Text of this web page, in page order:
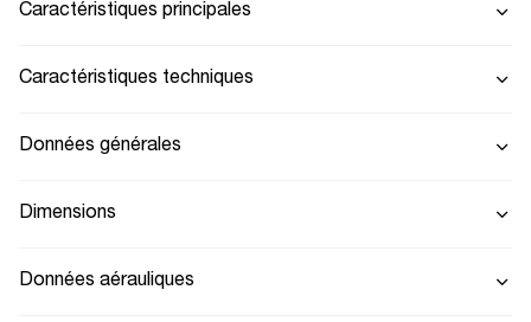
Caractéristiques principales
Caractéristiques techniques
Données générales
Dimensions
Données aérauliques